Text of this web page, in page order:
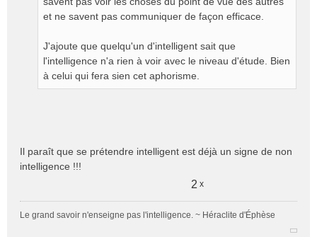
et ne savent pas communiquer de façon efficace.
J'ajoute que quelqu'un d'intelligent sait que
l'intelligence n'a rien à voir avec le niveau d'étude. Bien
à celui qui fera sien cet aphorisme.
Il paraît que se prétendre intelligent est déjà un signe de non
intelligence !!!
2 x
Le grand savoir n'enseigne pas l'intelligence. ~ Héraclite d'Éphèse